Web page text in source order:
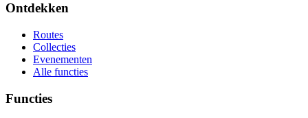
Ontdekken
Routes
Collecties
Evenementen
Alle functies
Functies